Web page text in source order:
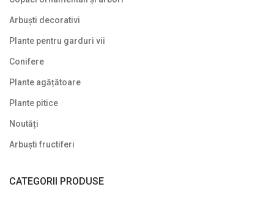
Arbuști decorativi
Plante pentru garduri vii
Conifere
Plante agățătoare
Plante pitice
Noutăți
Arbuști fructiferi
CATEGORII PRODUSE